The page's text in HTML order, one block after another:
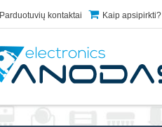
Parduotuvių kontaktai Kaip apsipirkti?